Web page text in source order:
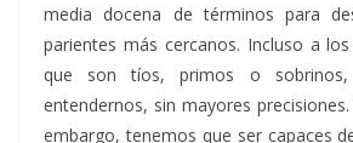
media docena de términos para
parientes más cercanos. Incluso a
que son tíos, primos o
entendernos, sin mayores
embargo, tenemos que ser capaces